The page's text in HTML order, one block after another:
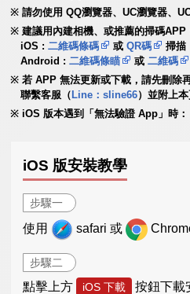
請勿使用 QQ瀏覽器、UC瀏覽器、
建議用內建相機、或推薦的掃碼APP
iOS :二維碼條碼 或QR碼
掃描
Android :二維碼條瞄 或二維碼
若 APP 無法更新或下載，請先刪除
聯繫客服（ Line：sline66）並附上
iOS 版本遇到「無法驗證 App」時：
iOS 版安裝教學
步驟一
使用 safari 或
步驟二
點擊上方 iOS 下載 按鈕下載